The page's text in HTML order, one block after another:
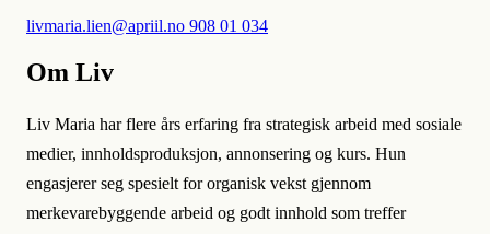
livmaria.lien@apriil.no 908 01 034
Om Liv
Liv Maria har flere års erfaring fra strategisk arbeid med sosiale
medier, innholdsproduksjon, annonsering og kurs. Hun
engasjerer seg spesielt for organisk vekst gjennom
merkevarebyggende arbeid og godt innhold som treffer